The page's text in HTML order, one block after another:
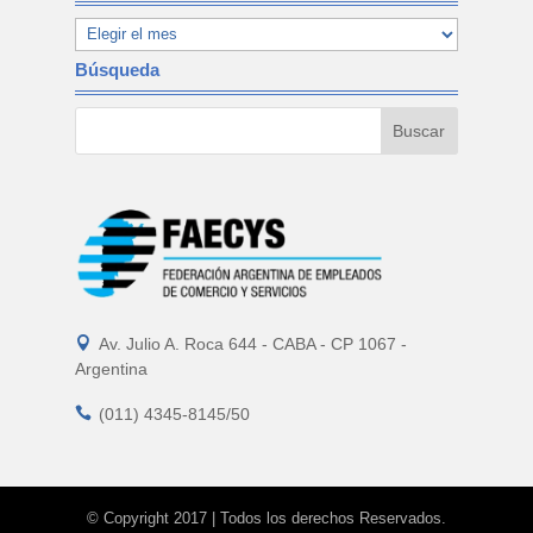
Búsqueda
 Av. Julio A. Roca 644 - CABA - CP 1067 -
Argentina
 (011) 4345-8145/50
© Copyright 2017 | Todos los derechos Reservados.